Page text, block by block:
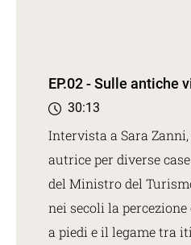
EP.02 - Sulle antiche
30:13
Intervista a Sara
autrice per diverse
del Ministro del
nei secoli la
a piedi e il legame tra